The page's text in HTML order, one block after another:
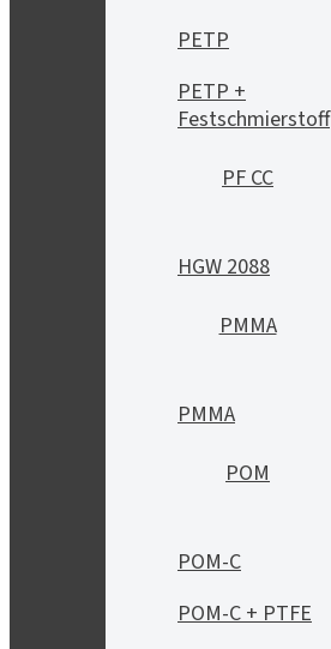
PETP
PETP +
Festschmierstoff
PF CC
HGW 2088
PMMA
PMMA
POM
POM-C
POM-C + PTFE